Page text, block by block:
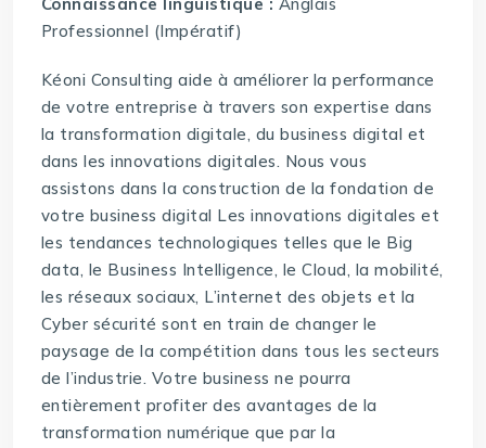
Connaissance linguistique : Anglais
Professionnel (Impératif)
Kéoni Consulting aide à améliorer la performance
de votre entreprise à travers son expertise dans
la transformation digitale, du business digital et
dans les innovations digitales. Nous vous
assistons dans la construction de la fondation de
votre business digital Les innovations digitales et
les tendances technologiques telles que le Big
data, le Business Intelligence, le Cloud, la mobilité,
les réseaux sociaux, L’internet des objets et la
Cyber sécurité sont en train de changer le
paysage de la compétition dans tous les secteurs
de l’industrie. Votre business ne pourra
entièrement profiter des avantages de la
transformation numérique que par la